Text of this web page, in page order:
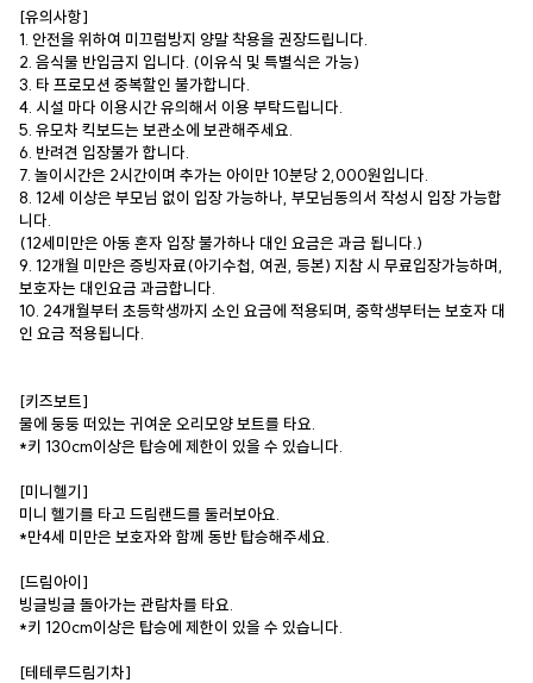
[유의사항]
1. 안전을 위하여 미끄럼방지 양말 착용을 권장드립니다.
2. 음식물 반입금지 입니다. (이유식 및 특별식은 가능)
3. 타 프로모션 중복할인 불가합니다.
4. 시설 마다 이용시간 유의해서 이용 부탁드립니다.
5. 유모차 킥보드는 보관소에 보관해주세요.
6. 반려견 입장불가 합니다.
7. 놀이시간은 2시간이며 추가는 아이만 10분당 2,000원입니다.
8. 12세 이상은 부모님 없이 입장 가능하나, 부모님동의서 작성시 입장 가능합
니다.
(12세미만은 아동 혼자 입장 불가하나 대인 요금은 과금 됩니다.)
9. 12개월 미만은 증빙자료(아기수첩, 여권, 등본) 지참 시 무료입장가능하며,
보호자는 대인요금 과금합니다.
10. 24개월부터 초등학생까지 소인 요금에 적용되며, 중학생부터는 보호자 대
인 요금 적용됩니다.
[키즈보트]
물에 둥둥 떠있는 귀여운 오리모양 보트를 타요.
*키 130cm이상은 탑승에 제한이 있을 수 있습니다.
[미니헬기]
미니 헬기를 타고 드림랜드를 둘러보아요.
*만4세 미만은 보호자와 함께 동반 탑승해주세요.
[드림아이]
빙글빙글 돌아가는 관람차를 타요.
*키 120cm이상은 탑승에 제한이 있을 수 있습니다.
[테테루드림기차]